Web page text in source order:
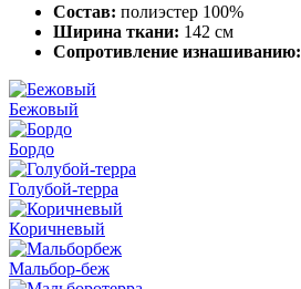
Состав: полиэстер 100%
Ширина ткани: 142 см
Сопротивление изнашиванию:
Бежовый
Бордо
Голубой-терра
Коричневый
Мальбор-беж